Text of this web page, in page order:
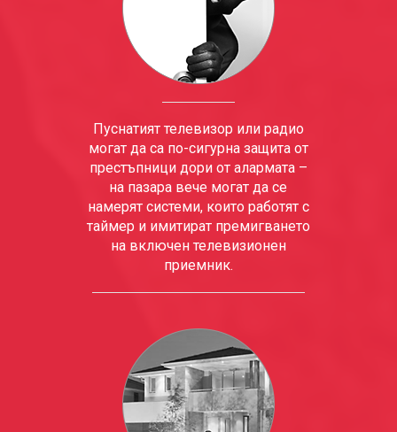
Пуснатият телевизор или радио
могат да са по-сигурна защита от
престъпници дори от алармата –
на пазара вече могат да се
намерят системи, които работят с
таймер и имитират премигването
на включен телевизионен
приемник.